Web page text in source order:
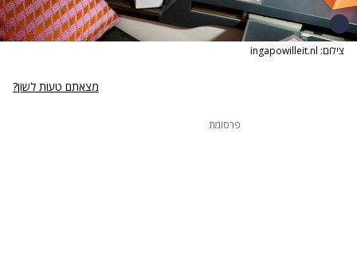
צילום: ingapowilleit.nl
מצאתם טעות לשון?
פרסומת